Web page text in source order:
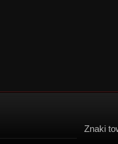
Znaki